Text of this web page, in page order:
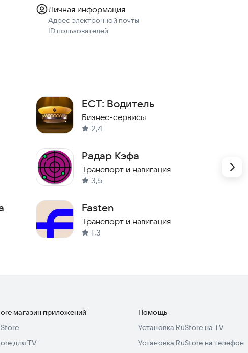
Личная информация
Адрес электронной почты
ID пользователей
ЕСТ: Водитель
Бизнес-сервисы
2,4
Радар Кэфа
Транспорт и навигация
3,5
Fasten
Транспорт и навигация
1,3
магазин приложений
для TV
Помощь
Установка RuStore на TV
Установка RuStore на телефон